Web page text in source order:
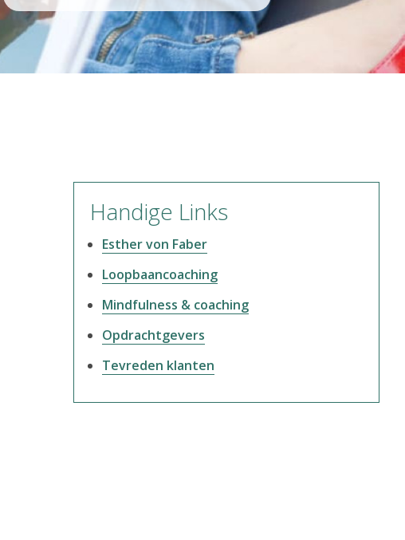
Sidebar
Handige Links
Esther von Faber
Loopbaancoaching
Mindfulness & coaching
Opdrachtgevers
Tevreden klanten